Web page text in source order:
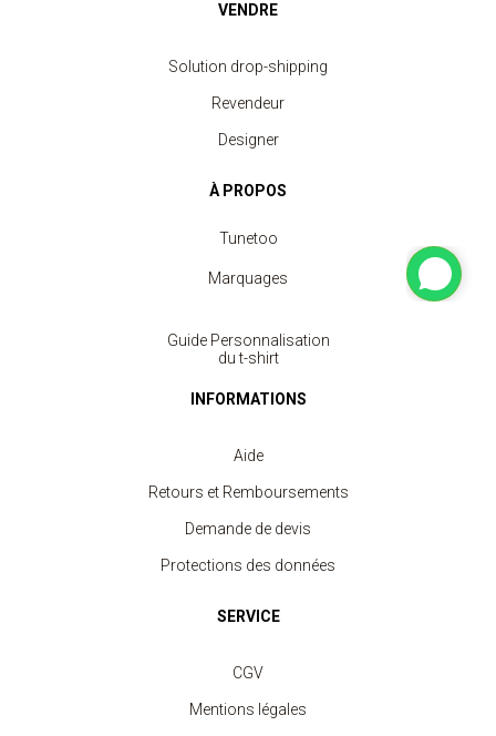
VENDRE
Solution drop-shipping
Revendeur
Designer
À PROPOS
Tunetoo
Marquages
Guide Personnalisation
du t-shirt
INFORMATIONS
Aide
Retours et Remboursements
Demande de devis
Protections des données
SERVICE
CGV
Mentions légales